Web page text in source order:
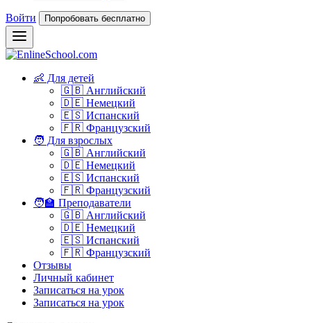
Войти Попробовать бесплатно
👶 Для детей
🇬🇧 Английский
🇩🇪 Немецкий
🇪🇸 Испанский
🇫🇷 Французский
🧑 Для взрослых
🇬🇧 Английский
🇩🇪 Немецкий
🇪🇸 Испанский
🇫🇷 Французский
🧑‍🏫 Преподаватели
🇬🇧 Английский
🇩🇪 Немецкий
🇪🇸 Испанский
🇫🇷 Французский
Отзывы
Личный кабинет
Записаться на урок
Записаться на урок